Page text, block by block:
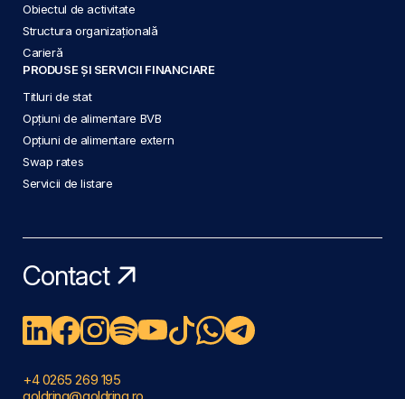
Obiectul de activitate
Structura organizațională
Carieră
PRODUSE ȘI SERVICII FINANCIARE
Titluri de stat
Opțiuni de alimentare BVB
Opțiuni de alimentare extern
Swap rates
Servicii de listare
Contact
+4 0265 269 195